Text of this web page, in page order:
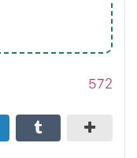
Trạng Thái Không Tức
572